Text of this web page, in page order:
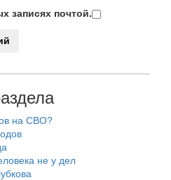
записях почтой.
на СВО?
не у дел